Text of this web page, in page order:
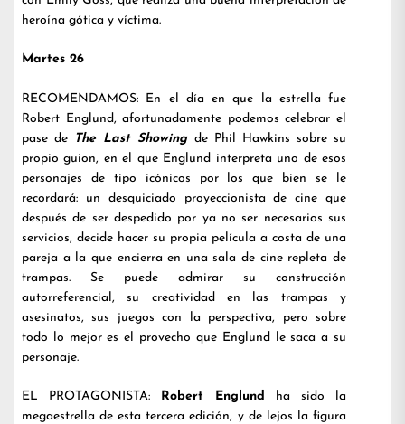
heroína gótica y víctima.
Martes 26
RECOMENDAMOS: En el día en que la estrella fue
Robert Englund, afortunadamente podemos celebrar el
pase de The Last Showingde Phil Hawkins sobre su
propio guion, en el que Englund interpreta uno de esos
personajes de tipo icónicos por los que bien se le
recordará: un desquiciado proyeccionista de cine que
después de ser despedido por ya no ser necesarios sus
servicios, decide hacer su propia película a costa de una
pareja a la que encierra en una sala de cine repleta de
trampas. Se puede admirar su construcción
autorreferencial, su creatividad en las trampas y
asesinatos, sus juegos con la perspectiva, pero sobre
todo lo mejor es el provecho que Englund le saca a su
personaje.
EL PROTAGONISTA: Robert Englund ha sido la
megaestrella de esta tercera edición, y de lejos la figura